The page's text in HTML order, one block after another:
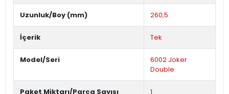
Uzunluk/Boy (mm) 260,5
İçerik Tek
Model/Seri
6002 Joker
Double
Paket Miktarı/Parça Sayısı
1